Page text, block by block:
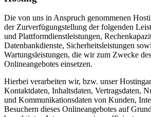
Die von uns in Anspruch genommenen
der Zurverfügungstellung der folgenden
und Plattformdienstleistungen,
Datenbankdienste, Sicherheitsleistungen
Wartungsleistungen, die wir zum Zwecke
Onlineangebotes einsetzen.
Hierbei verarbeiten wir, bzw. unser
Kontaktdaten, Inhaltsdaten, Vertragsdaten,
und Kommunikationsdaten von Kunden,
Besuchern dieses Onlineangebotes auf